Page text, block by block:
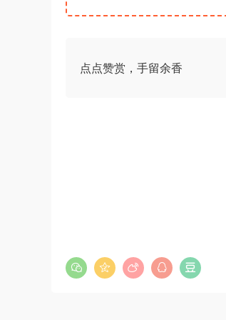
点点赞赏，手留余香